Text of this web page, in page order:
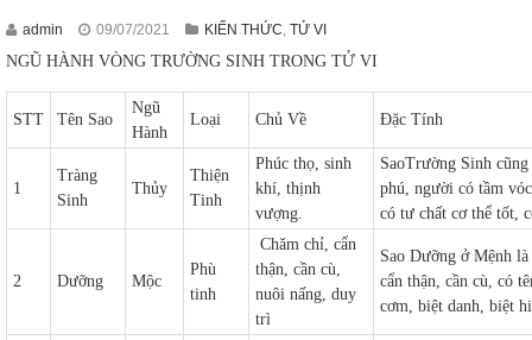
admin 09/07/2021 KIẾN THỨC, TỬ VI
NGŨ HÀNH VÒNG TRƯỜNG SINH TRONG TỬ VI
STT Tên Sao
Ngũ
Hành
Loại Chủ Về Đặc Tính
1
Tràng
Sinh
Thủy
Thiện
Tinh
Phúc thọ, sinh
khí, thịnh
vượng.
SaoTrường Sinh
phú, người có tầm
có tư chất cơ thể tốt,
2 Dưỡng Mộc
Phù
tinh
Chăm chỉ, cẩn
thận, cần cù,
nuôi nấng, duy
trì
Sao Dưỡng ở Mệnh
cẩn thận, cần cù, có
cơm, biệt danh, biệt